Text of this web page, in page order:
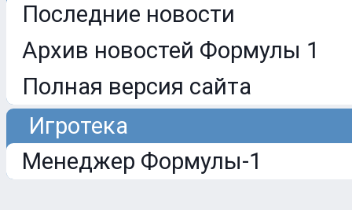
Последние новости
Архив новостей Формулы 1
Полная версия сайта
Игротека
Менеджер Формулы-1